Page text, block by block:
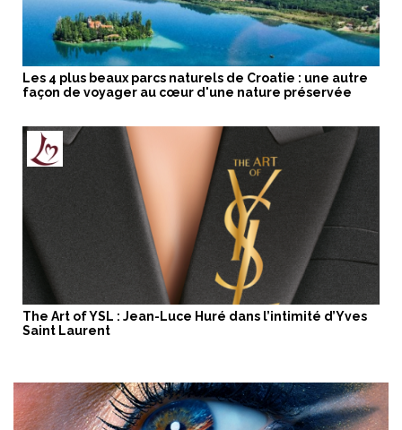
Les 4 plus beaux parcs naturels de Croatie : une autre
façon de voyager au cœur d'une nature préservée
The Art of YSL : Jean-Luce Huré dans l’intimité d’Yves
Saint Laurent